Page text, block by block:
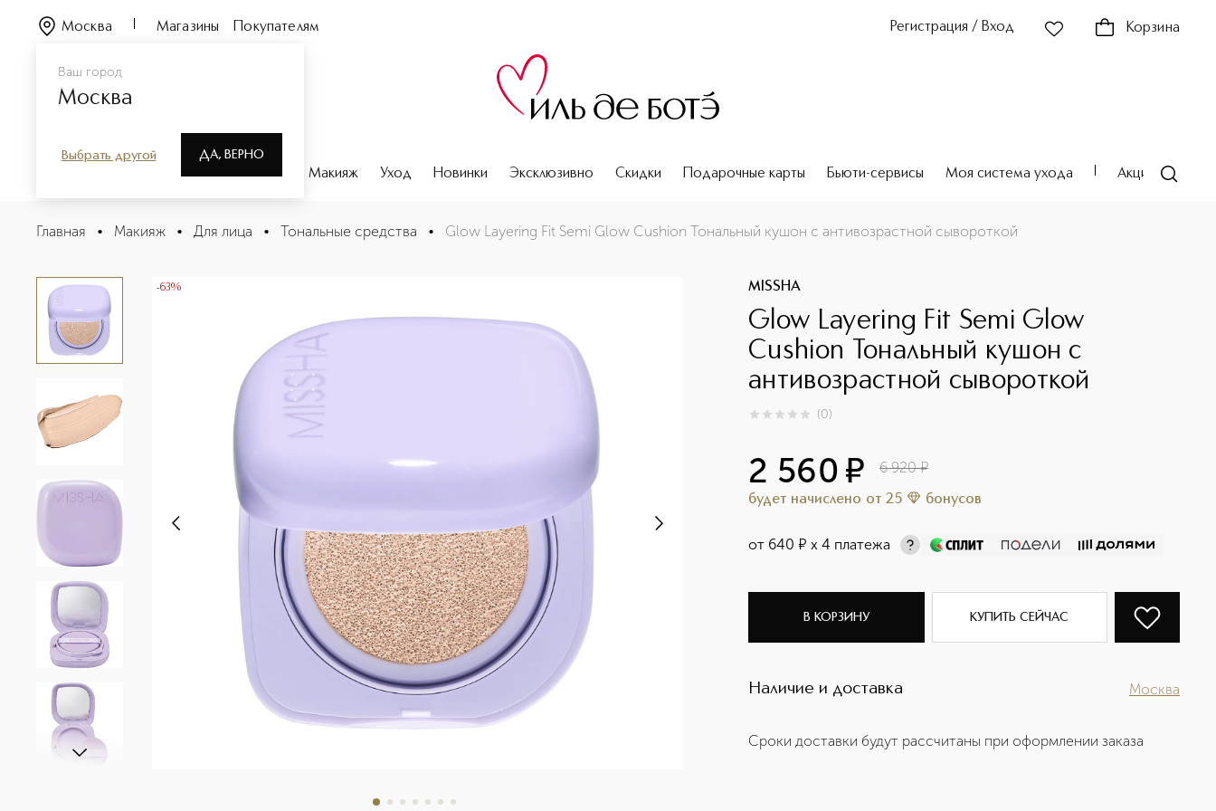
Ваш город
Москва
Выбрать другой ДА, ВЕРНО
Москва Магазины Покупателям Регистрация / Вход Корзина
Парфюмерия Макияж Уход Новинки Эксклюзивно Скидки Подарочные карты Бьюти-сервисы Моя система ухода Акции
Glow Layering Fit Semi Glow Cushion Тональный кушон c антивозрастной сывороткой
Описание
Главная • Макияж • Для лица • Тональные средства • Glow Layering Fit Semi Glow Cushion Тональный кушон c антивозрастной сывороткой
-63% MISSHA
Glow Layering Fit Semi Glow
Cushion Тональный кушон c
антивозрастной сывороткой
0из 0 (0)
2 560 ¤ 6 920 ¤
будет начислено от 25 бонусов
от 640 ¤ х 4 платежа
В КОРЗИНУ КУПИТЬ СЕЙЧАС
Наличие и доставка Москва
Сроки доставки будут рассчитаны при оформлении заказа